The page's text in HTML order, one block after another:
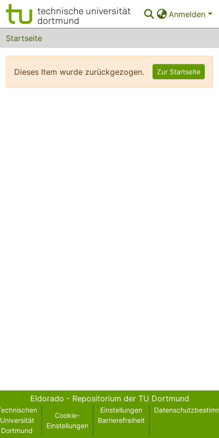
Anmelden
Bereiche & Sammlungen
Das gesamte Repositorium
FAQ
Startseite
Dieses Item wurde zurückgezogen. Zur Startseite
Eldorado - Repositorium der TU Dortmund
Universität
Dortmund
Cookie-
Einstellungen
Einstellungen
Barrierefreiheit